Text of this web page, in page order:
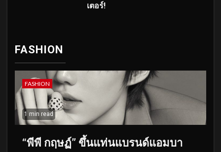
เตอร์!
FASHION
FASHION
1 min read
“พีพี กฤษฏ์” ขึ้นแท่นแบรนด์แอมบา